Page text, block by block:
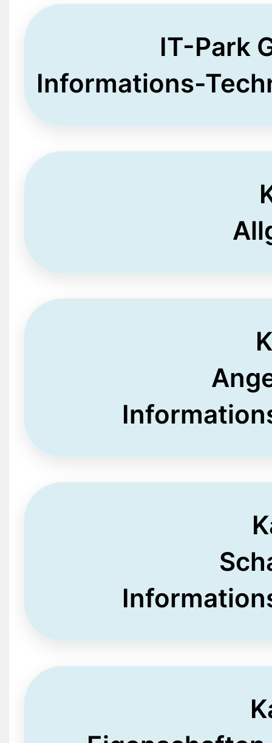
IT-Park
Informations-